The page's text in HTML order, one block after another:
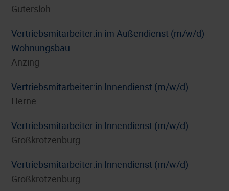
Gütersloh
Vertriebsmitarbeiter:in im Außendienst (m/w/d)
Wohnungsbau
Anzing
Vertriebsmitarbeiter:in Innendienst (m/w/d)
Herne
Vertriebsmitarbeiter:in Innendienst (m/w/d)
Großkrotzenburg
Vertriebsmitarbeiter:in Innendienst (m/w/d)
Großkrotzenburg